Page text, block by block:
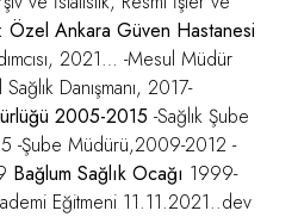
Özel Ankara Güven Hastanesi
2021… -Mesul Müdür
Danışmanı, 2017-
2005-2015 -Sağlık Şube
-Şube Müdürü,2009-2012 -
Bağlum Sağlık Ocağı 1999-
Eğitmeni 11.11.2021..dev